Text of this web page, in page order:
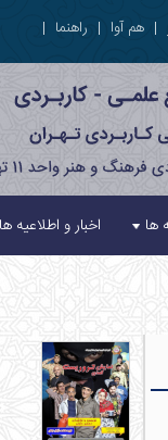
| هم آوا | راهنما |
ها اخبار و اطلاعیه ها